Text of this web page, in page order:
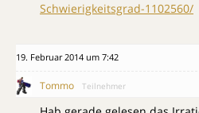
Schwierigkeitsgrad-1102560/
19. Februar 2014 um 7:42
Tommo Teilnehmer